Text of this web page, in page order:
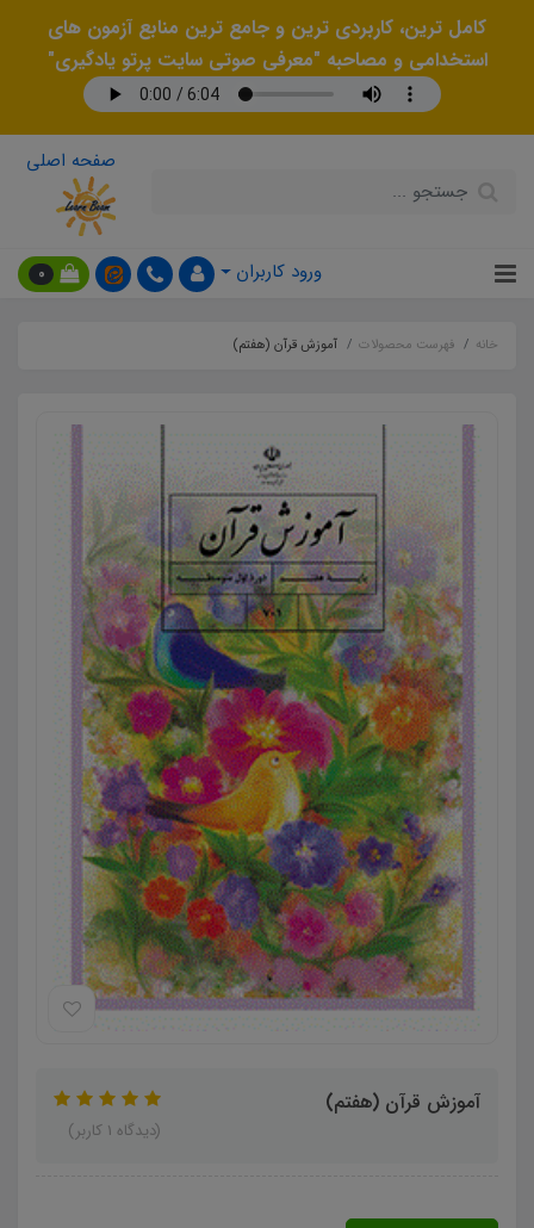
کامل ترین، کاربردی ترین و جامع ترین منابع آزمون های
استخدامی و مصاحبه "معرفی صوتی سایت پرتو یادگیری"
صفحه اصلی
ورود کاربران 0
خانه فهرست محصولات آموزش قرآن (هفتم)
آموزش قرآن (هفتم)
(دیدگاه 1 کاربر)